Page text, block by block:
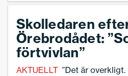
Skolledaren
Örebrodådet:
förtvivlan”
AKTUELLT ”Det är overkligt.